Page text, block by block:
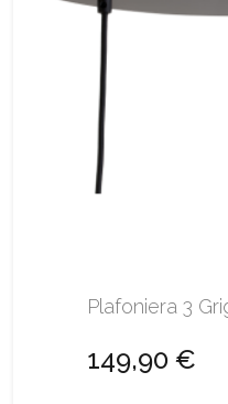
Plafoniera 3
149,90 €